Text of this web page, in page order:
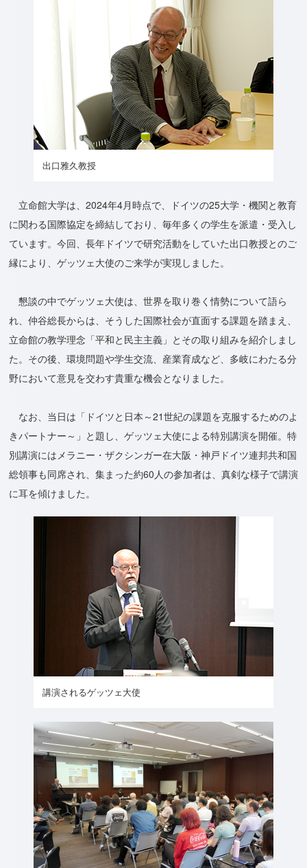
出口雅久教授
立命館大学は、2024年4月時点で、ドイツの25大学・機関と教育
に関わる国際協定を締結しており、毎年多くの学生を派遣・受入し
ています。今回、長年ドイツで研究活動をしていた出口教授とのご
縁により、ゲッツェ大使のご来学が実現しました。
懇談の中でゲッツェ大使は、世界を取り巻く情勢について語ら
れ、仲谷総長からは、そうした国際社会が直面する課題を踏まえ、
立命館の教学理念「平和と民主主義」とその取り組みを紹介しまし
た。その後、環境問題や学生交流、産業育成など、多岐にわたる分
野において意見を交わす貴重な機会となりました。
なお、当日は「ドイツと日本～21世紀の課題を克服するためのよ
きパートナー～」と題し、ゲッツェ大使による特別講演を開催。特
別講演にはメラニー・ザクシンガー在大阪・神戸ドイツ連邦共和国
総領事も同席され、集まった約60人の参加者は、真剣な様子で講演
に耳を傾けました。
講演されるゲッツェ大使